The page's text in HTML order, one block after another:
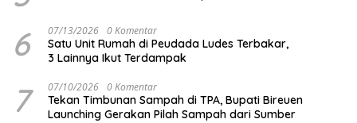
6 07/13/2026 0 Komentar
Satu Unit Rumah di Peudada Ludes Terbakar,
3 Lainnya Ikut Terdampak
7 07/10/2026 0 Komentar
Tekan Timbunan Sampah di TPA, Bupati Bireuen
Launching Gerakan Pilah Sampah dari Sumber